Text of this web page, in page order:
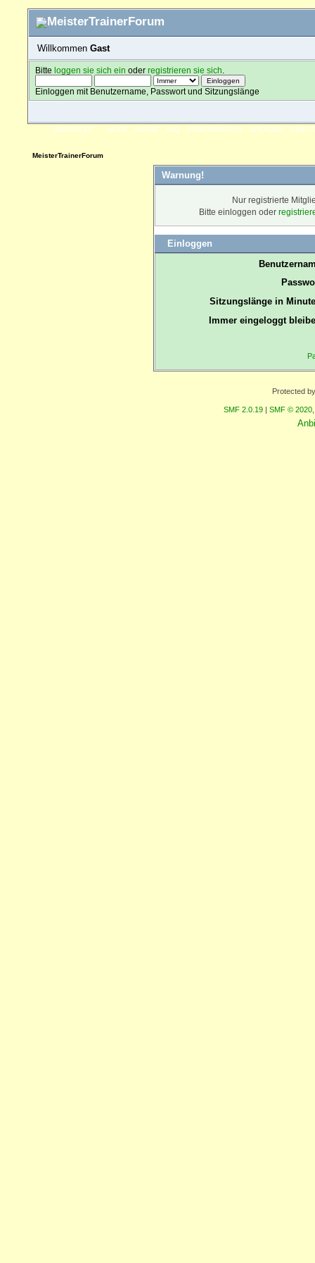
Willkommen Gast
Bitteloggen sie sich ein oderregistrieren sie sich
Einloggen mit Benutzername, Passwort und Sitzungslänge
ÜBERSICHT HILFE SUCHE FAQ FORENREGELN SPENDEN
MeisterTrainerForum
Warnung!
Nur registrierte
Bitte einloggen oder
Einloggen
Sitzungslänge in
Immer eingeloggt
Protected
SMF 2.0.19 | SMF © 2020